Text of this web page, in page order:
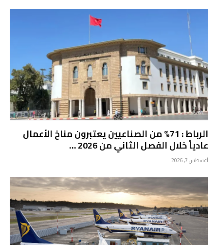
الرباط : 71% من الصناعيين يعتبرون مناخ الأعمال
عادياً خلال الفصل الثاني من 2026 …
أغسطس 7, 2026